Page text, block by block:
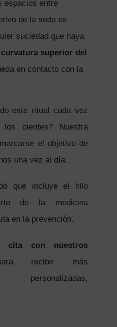
espacios entre
de la seda es
suciedad que haya
curvatura superior del
en contacto con la
este ritual cada vez
dientes? Nuestra
el objetivo de
una vez al día.
que incluye el hilo
de la medicina
en la prevención.
cita con nuestros
recibir más
personalizadas,